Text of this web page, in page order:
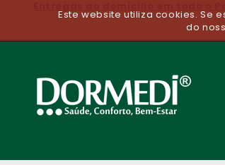
Este website utiliza cookies. Se
do